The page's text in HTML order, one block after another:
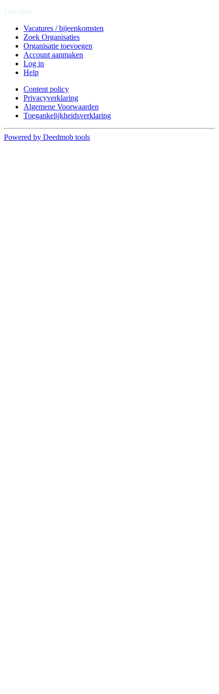
Vacatures / bijeenkomsten
Zoek Organisaties
Organisatie toevoegen
Account aanmaken
Log in
Help
Content policy
Privacyverklaring
Algemene Voorwaarden
Toegankelijkheidsverklaring
Powered by Deedmob tools